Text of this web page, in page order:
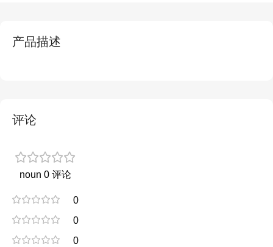
产品描述
评论
noun 0 评论
0
0
0